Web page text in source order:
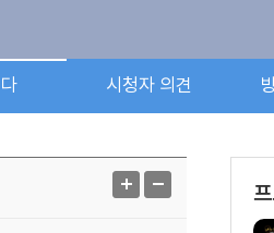
보를 신속히 소개하고, 정책의 당위성
지닌 장하용 교수와 지성과 미모를 겸
시청자 의견